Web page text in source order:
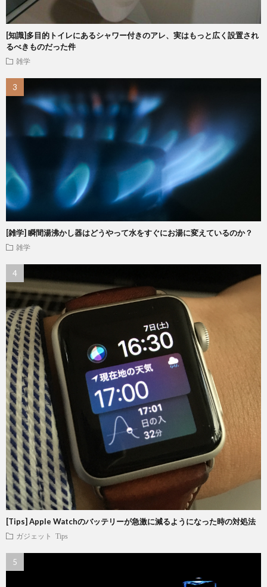
[知識]多目的トイレにあるシャワー付きのアレ、実はもっと広く設置され
るべきものだった件
雑学
[雑学] 瞬間湯沸かし器はどうやって水をすぐにお湯に変えているのか？
雑学
[Tips] Apple Watchのバッテリーが急激に減るようになった時の対処法
ガジェット Tips